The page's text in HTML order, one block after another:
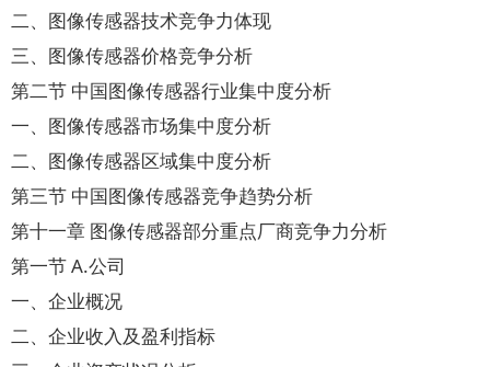
二、图像传感器技术竞争力体现
三、图像传感器价格竞争分析
第二节 中国图像传感器行业集中度分析
一、图像传感器市场集中度分析
二、图像传感器区域集中度分析
第三节 中国图像传感器竞争趋势分析
第十一章 图像传感器部分重点厂商竞争力分析
第一节 A.公司
一、企业概况
二、企业收入及盈利指标